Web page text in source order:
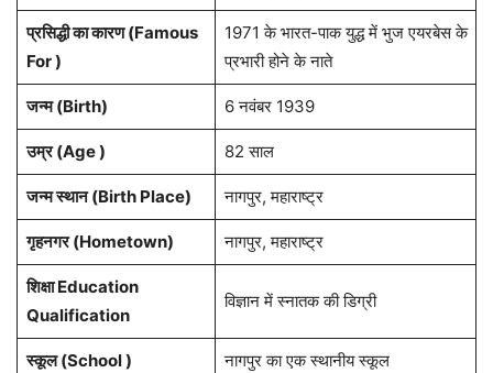
प्रसिद्धी का कारण (Famous
For )
1971 के भारत-पाक युद्ध में भुज एयरबेस के
प्रभारी होने के नाते
जन्म (Birth) 6 नवंबर 1939
उम्र (Age ) 82 साल
जन्म स्थान (Birth Place) नागपुर, महाराष्ट्र
गृहनगर (Hometown) नागपुर, महाराष्ट्र
शिक्षा Education
Qualification
विज्ञान में स्नातक की डिग्री
स्कूल (School ) नागपुर का एक स्थानीय स्कूल